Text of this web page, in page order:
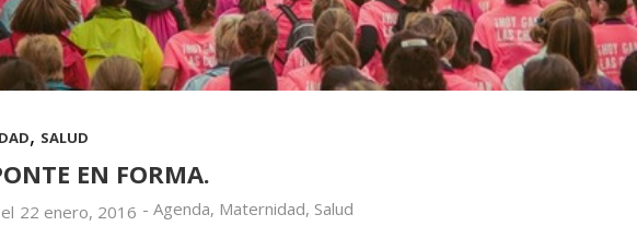
, SALUD
EN FORMA.
el 22 enero, 2016 - Agenda, Maternidad, Salud